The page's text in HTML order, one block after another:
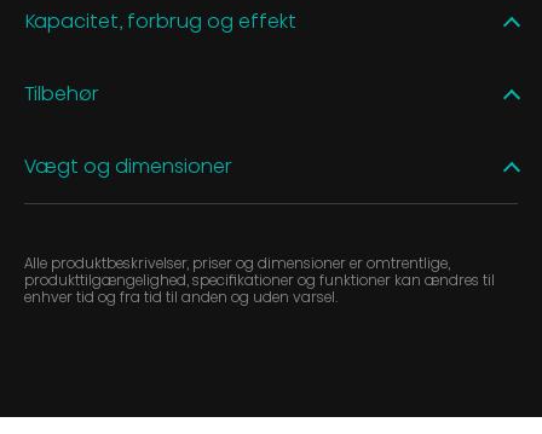
Kapacitet, forbrug og effekt
Tilbehør
Vægt og dimensioner
Alle produktbeskrivelser, priser og dimensioner er omtrentlige,
produkttilgængelighed, specifikationer og funktioner kan ændres til
enhver tid og fra tid til anden og uden varsel.